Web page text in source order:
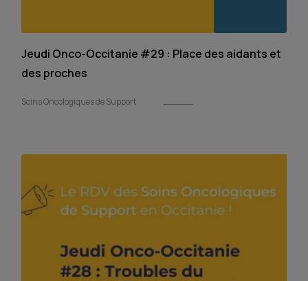
Jeudi Onco-Occitanie #29 : Place des aidants et
des proches
Soins Oncologiques de Support